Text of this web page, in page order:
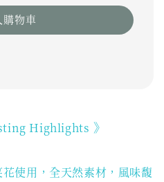
購物車
Highlights 》
使用 ，全天然素材，風味馥